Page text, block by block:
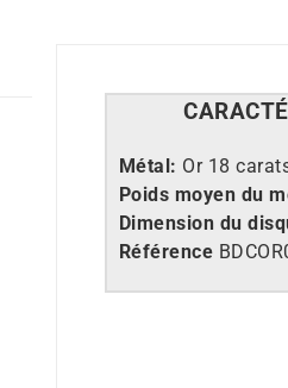
CARACTÉ
Métal: Or 18
Poids moyen du
Dimension du
Référence